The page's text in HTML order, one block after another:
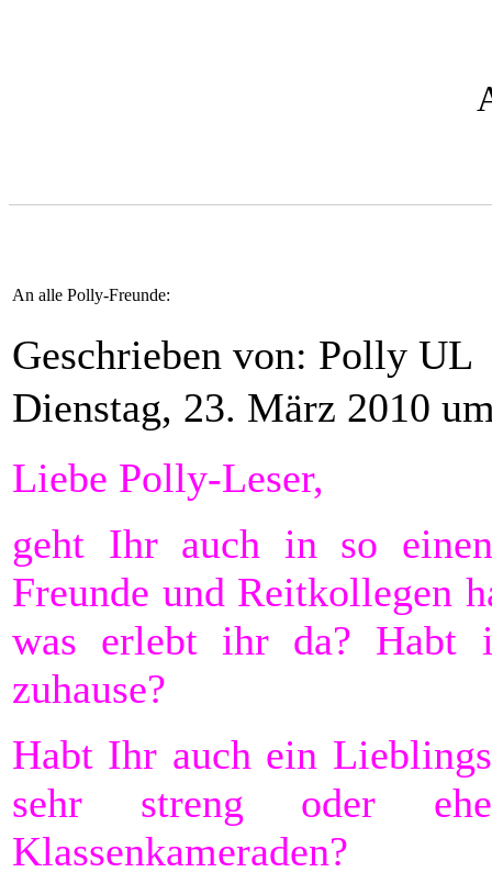
An alle Polly-Freunde:
Geschrieben von: Polly UL
Dienstag, 23. März 2010
Liebe Polly-Leser,
geht Ihr auch in so
Freunde und Reitkollegen
was erlebt ihr da? Habt
zuhause?
Habt Ihr auch ein
sehr streng oder
Klassenkameraden?